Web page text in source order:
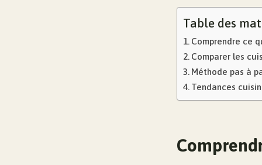
Table des
Comprendre ce
Comparer les
Méthode pas à
Tendances